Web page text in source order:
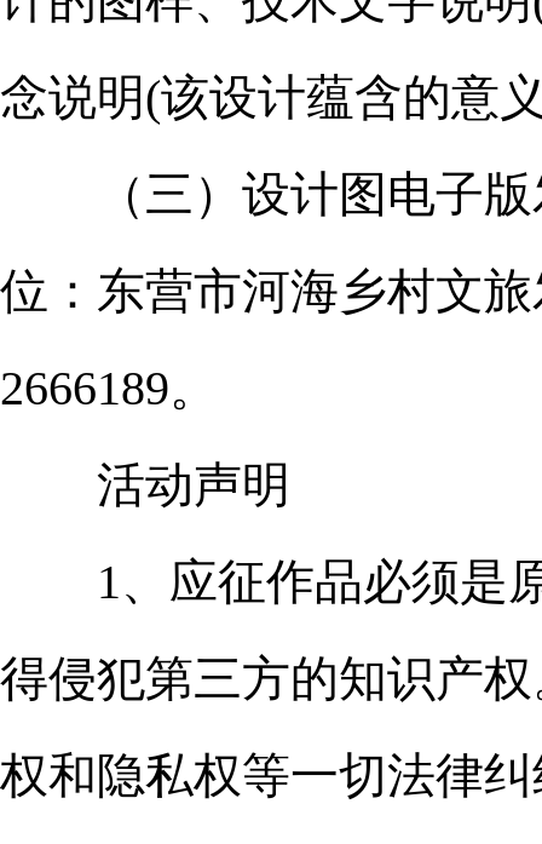
念说明(该设计蕴含的意
（三）设计图电子版
位：东营市河海乡村文
2666189。
活动声明
1、应征作品必须是原
得侵犯第三方的知识产
权和隐私权等一切法律